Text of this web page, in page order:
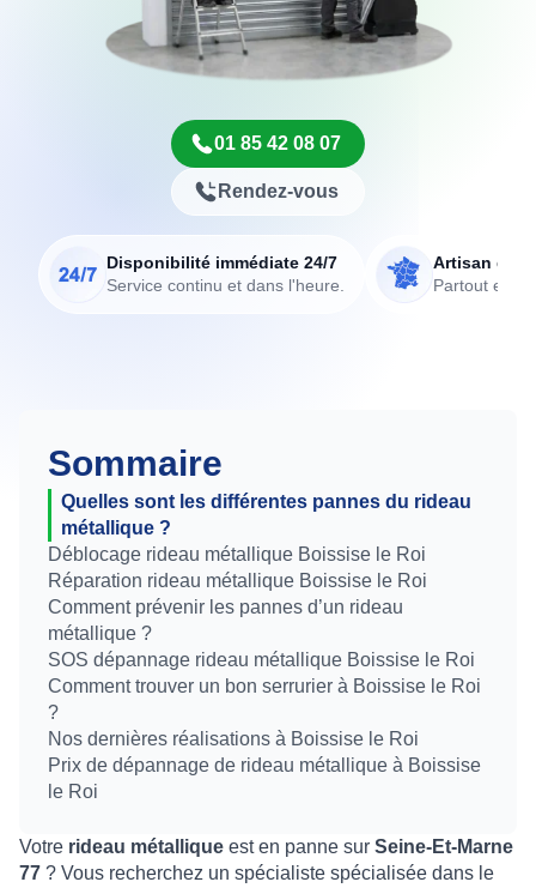
01 85 42 08 07
Rendez-vous
Disponibilité immédiate 24/7
Service continu et dans l'heure.
Artisan de
Partout en
Sommaire
Quelles sont les différentes pannes du rideau
métallique ?
Déblocage rideau métallique Boissise le Roi
Réparation rideau métallique Boissise le Roi
Comment prévenir les pannes d’un rideau
métallique ?
SOS dépannage rideau métallique Boissise le Roi
Comment trouver un bon serrurier à Boissise le Roi
?
Nos dernières réalisations à Boissise le Roi
Prix de dépannage de rideau métallique à Boissise
le Roi
Votre rideau métallique est en panne sur Seine-Et-Marne
77 ? Vous recherchez un spécialiste spécialisée dans le